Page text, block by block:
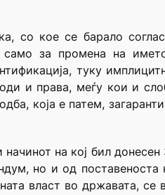
со кое се барало
само за промена на
туку
и права, меѓу кои и
која е патем,
на кој бил
но и од
власт во државата,